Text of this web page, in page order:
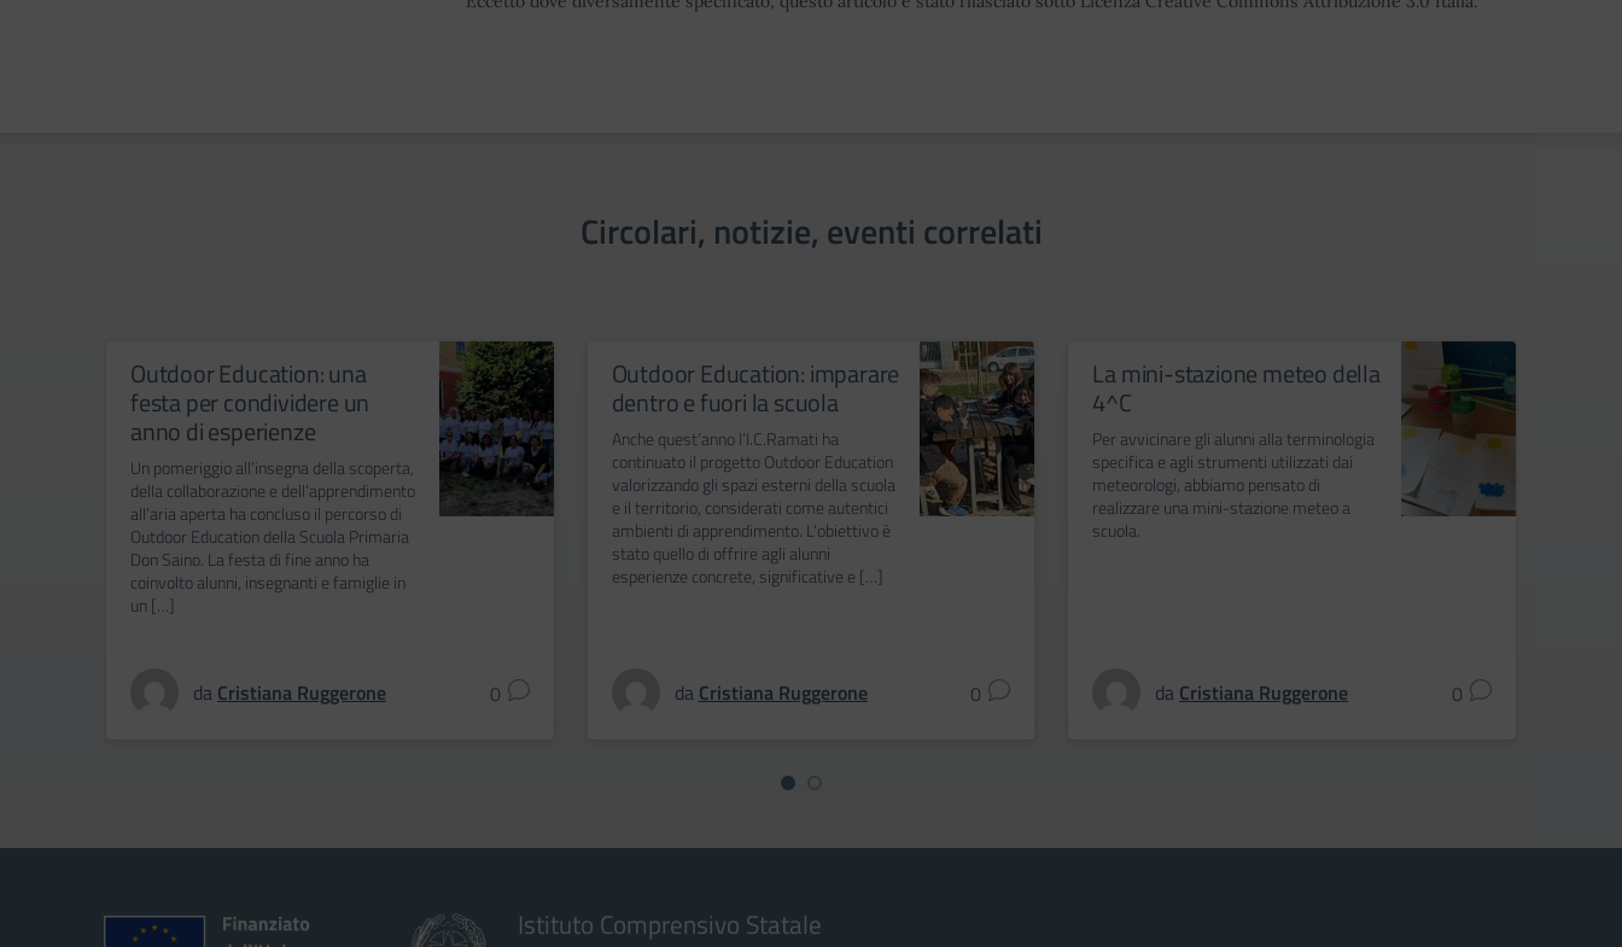
Circolari, notizie, eventi correlati
Outdoor Education: una
festa per condividere un
anno di esperienze
Un pomeriggio all’insegna della scoperta,
della collaborazione e dell’apprendimento
all’aria aperta ha concluso il percorso di
Outdoor Education della Scuola Primaria
Don Saino. La festa di fine anno ha
coinvolto alunni, insegnanti e famiglie in
un […]
da Cristiana Ruggerone 0
Outdoor Education: imparare
dentro e fuori la scuola
Anche quest’anno l’I.C.Ramati ha
continuato il progetto Outdoor Education
valorizzando gli spazi esterni della scuola
e il territorio, considerati come autentici
ambienti di apprendimento. L’obiettivo è
stato quello di offrire agli alunni
esperienze concrete, significative e […]
da Cristiana Ruggerone 0
La mini-stazione meteo della
4^C
Per avvicinare gli alunni alla terminologia
specifica e agli strumenti utilizzati dai
meteorologi, abbiamo pensato di
realizzare una mini-stazione meteo a
scuola.
da Cristiana Ruggerone 0
Istituto Comprensivo Statale